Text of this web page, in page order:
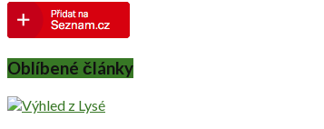
Oblíbené články